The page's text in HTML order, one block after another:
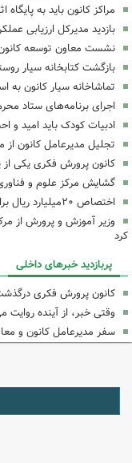
مراکز کانون باید به پایگاه
بازدید مدیرکل ارزیابی
نشست معاون توسعه کانون
بازگشت کتابخانه سیار
تماشاخانه سیار کانون به
اجرای برنامه‌های ستاد
ادبیات کودک باید امید
تجلیل مدیرعامل کانون
کانون پرورش فکری یکی
گشایش مرکز علوم و
اختصاص ۲۰میلیارد ریال برای تجهیز مراکز کانون در جنوب استان اردبیل
وزیر آموزش و پرورش از
کرد
پربازدید خبرهای داخلی
کانون پرورش فکری
وقتی خبر، از آینده روایت
سفر مدیرعامل کانون و